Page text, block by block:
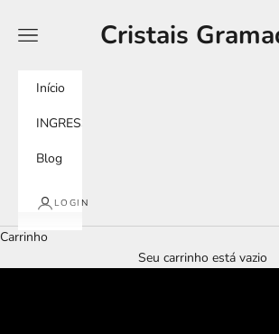
Cristais
Menu
Início
INGRESSOS
Blog
LOGIN
Carrinho
Seu carrinho está vazio
tour imersivo